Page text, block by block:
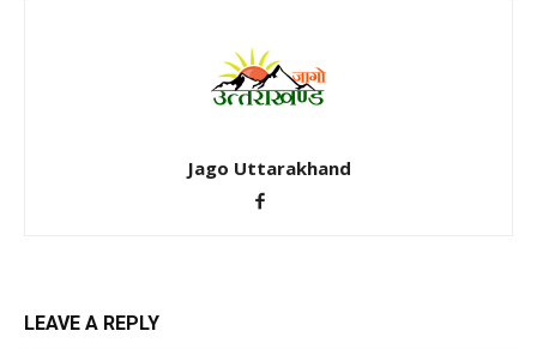
Jago Uttarakhand
LEAVE A REPLY